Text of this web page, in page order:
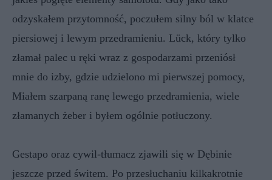
odzyskałem przytomność, poczułem silny ból w klatce
piersiowej i lewym przedramieniu. Lück, który tylko
złamał palec u ręki wraz z gospodarzami przeniósł
mnie do izby, gdzie udzielono mi pierwszej pomocy,
Miałem szarpaną ranę lewego przedramienia, wiele
złamanych żeber i byłem ogólnie potłuczony.
Gestapo oraz cywil-tłumacz zjawili się w Dębinie
jeszcze przed świtem. Po przesłuchaniu kilkakrotnie